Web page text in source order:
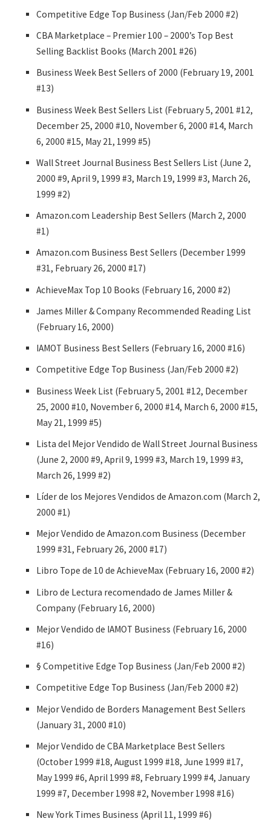
Competitive Edge Top Business (Jan/Feb 2000 #2)
CBA Marketplace – Premier 100 – 2000’s Top Best
Selling Backlist Books (March 2001 #26)
Business Week Best Sellers of 2000 (February 19, 2001
#13)
Business Week Best Sellers List (February 5, 2001 #12,
December 25, 2000 #10, November 6, 2000 #14, March
6, 2000 #15, May 21, 1999 #5)
Wall Street Journal Business Best Sellers List (June 2,
2000 #9, April 9, 1999 #3, March 19, 1999 #3, March 26,
1999 #2)
Amazon.com Leadership Best Sellers (March 2, 2000
#1)
Amazon.com Business Best Sellers (December 1999
#31, February 26, 2000 #17)
AchieveMax Top 10 Books (February 16, 2000 #2)
James Miller & Company Recommended Reading List
(February 16, 2000)
IAMOT Business Best Sellers (February 16, 2000 #16)
Competitive Edge Top Business (Jan/Feb 2000 #2)
Business Week List (February 5, 2001 #12, December
25, 2000 #10, November 6, 2000 #14, March 6, 2000 #15,
May 21, 1999 #5)
Lista del Mejor Vendido de Wall Street Journal Business
(June 2, 2000 #9, April 9, 1999 #3, March 19, 1999 #3,
March 26, 1999 #2)
Líder de los Mejores Vendidos de Amazon.com (March 2,
2000 #1)
Mejor Vendido de Amazon.com Business (December
1999 #31, February 26, 2000 #17)
Libro Tope de 10 de AchieveMax (February 16, 2000 #2)
Libro de Lectura recomendado de James Miller &
Company (February 16, 2000)
Mejor Vendido de IAMOT Business (February 16, 2000
#16)
§ Competitive Edge Top Business (Jan/Feb 2000 #2)
Competitive Edge Top Business (Jan/Feb 2000 #2)
Mejor Vendido de Borders Management Best Sellers
(January 31, 2000 #10)
Mejor Vendido de CBA Marketplace Best Sellers
(October 1999 #18, August 1999 #18, June 1999 #17,
May 1999 #6, April 1999 #8, February 1999 #4, January
1999 #7, December 1998 #2, November 1998 #16)
New York Times Business (April 11, 1999 #6)